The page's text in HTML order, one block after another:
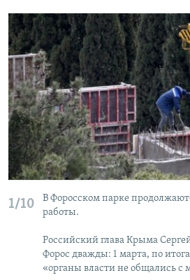
1/10
В Форосском парке
работы.
Российский глава Крыма
Форос дважды: 1 марта, по
«органы власти не общались